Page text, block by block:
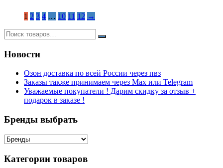
1 2 3 4 … 10 11 12 →
Новости
Озон доставка по всей России через пвз
Заказы также принимаем через Max или Telegram
Уважаемые покупатели ! Дарим скидку за отзыв +
подарок в заказе !
Бренды выбрать
Категории товаров